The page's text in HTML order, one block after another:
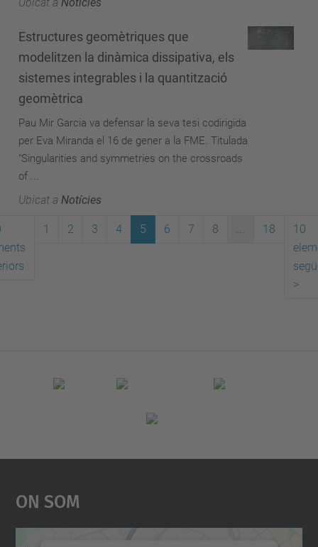
Estructures geomètriques que
modelitzen la dinàmica dissipativa, els
sistemes integrables i la quantització
geomètrica
Pau Mir Garcia va defensar la seva tesi codirigida
per Eva Miranda el 16 de gener a la FME. Titulada
"Singularities and symmetries on the crossroads
of ...
Ubicat a Notícies
1 2 3 4 5 6 7 8 ... 18
10
>
On Som